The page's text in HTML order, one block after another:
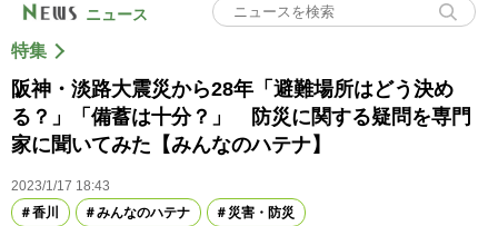
ニュース
特集
阪神・淡路大震災から28年「避難場所はどう決め
る？」「備蓄は十分？」 防災に関する疑問を専門
家に聞いてみた【みんなのハテナ】
2023/1/17 18:43
香川
みんなのハテナ 災害・防災